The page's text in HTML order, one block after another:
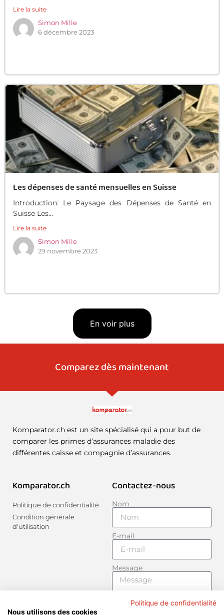
Lire la suite
Simon Mille
6 décembre 2023
Les dépenses de santé mensuelles en Suisse
Introduction: Le Paysage des Dépenses de Santé en
Suisse Les...
Lire la suite
Simon Mille
29 novembre 2023
En voir plus
Comparez dès maintenant
Komparator.ch est un site spécialisé qui a pour but de
comparer les primes d’assurances maladie des
différentes caisse et compagnie d’assurances.
Komparator.ch
Politique de confidentialité
Condition générale
d'utilisation
Contactez-nous
Nom
E-mail
Message
Politique de confidentialité
Nous utilisons des cookies